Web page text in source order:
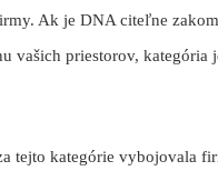
Ak je DNA citeľne
vašich priestorov, kategória
tejto kategórie vybojovala